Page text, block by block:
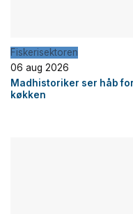
Fiskerisektoren
06 aug 2026
Madhistoriker ser håb
køkken